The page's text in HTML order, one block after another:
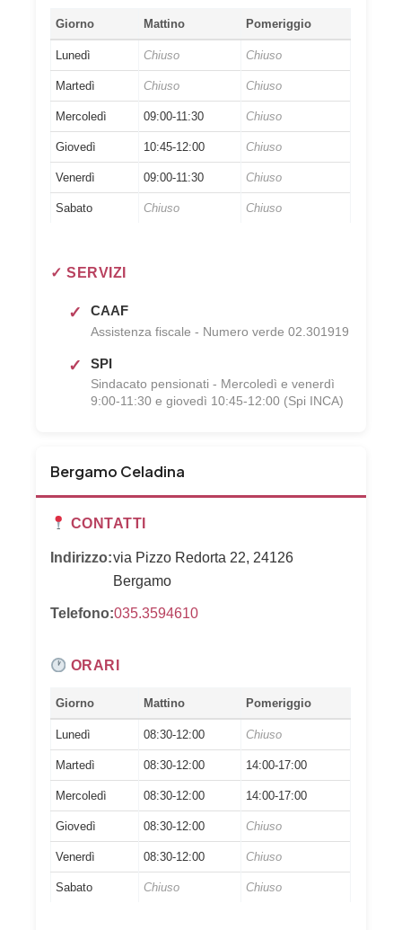
Giorno Mattino Pomeriggio
Lunedì Chiuso Chiuso
Martedì Chiuso Chiuso
Mercoledì 09:00-11:30 Chiuso
Giovedì 10:45-12:00 Chiuso
Venerdì 09:00-11:30 Chiuso
Sabato Chiuso Chiuso
✓ SERVIZI
CAAF
Assistenza fiscale - Numero verde 02.301919
SPI
Sindacato pensionati - Mercoledì e venerdì
9:00-11:30 e giovedì 10:45-12:00 (Spi INCA)
Bergamo Celadina
CONTATTI
Indirizzo:via Pizzo Redorta 22, 24126
Bergamo
Telefono:035.3594610
ORARI
Giorno Mattino Pomeriggio
Lunedì 08:30-12:00 Chiuso
Martedì 08:30-12:00 14:00-17:00
Mercoledì 08:30-12:00 14:00-17:00
Giovedì 08:30-12:00 Chiuso
Venerdì 08:30-12:00 Chiuso
Sabato Chiuso Chiuso